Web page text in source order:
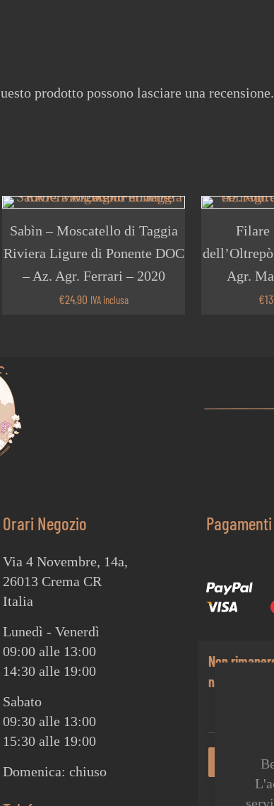
prodotto possono lasciare una recensione.
Sabìn – Moscatello di Taggia
Riviera Ligure di Ponente DOC
– Az. Agr. Ferrari – 2020
€24,90 IVA inclusa
Filare
Agr.
€
Orari Negozio
Via 4 Novembre, 14a,
26013 Crema CR
Italia
Lunedì - Venerdì
09:00 alle 13:00
14:30 alle 19:00
Sabato
09:30 alle 13:00
15:30 alle 19:00
Domenica: chiuso
Non
nostra
Non